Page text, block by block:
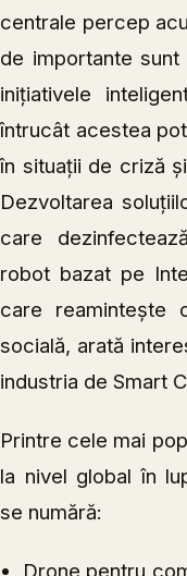
centrale percep
de importante
inițiativele
întrucât acestea
în situații de criză
Dezvoltarea
care
robot bazat pe
care reamintește
socială, arată
industria de Smart
Printre cele mai
la nivel global în
se numără:
Drone pentru